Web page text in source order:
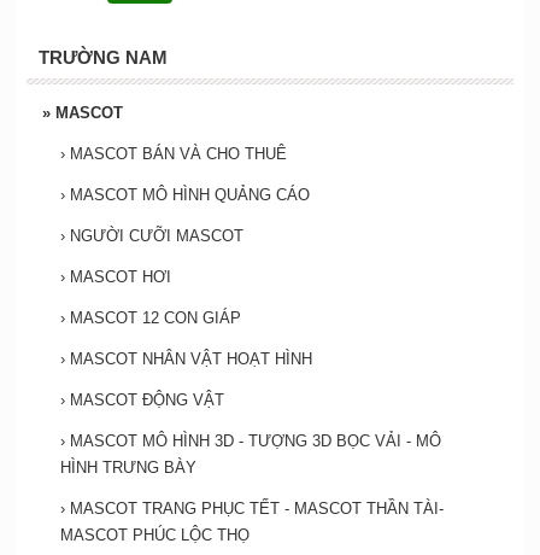
TRƯỜNG NAM
» MASCOT
› MASCOT BÁN VÀ CHO THUÊ
› MASCOT MÔ HÌNH QUẢNG CÁO
› NGƯỜI CƯỠI MASCOT
› MASCOT HƠI
› MASCOT 12 CON GIÁP
› MASCOT NHÂN VẬT HOẠT HÌNH
› MASCOT ĐỘNG VẬT
› MASCOT MÔ HÌNH 3D - TƯỢNG 3D BỌC VẢI - MÔ
HÌNH TRƯNG BÀY
› MASCOT TRANG PHỤC TẾT - MASCOT THẦN TÀI-
MASCOT PHÚC LỘC THỌ